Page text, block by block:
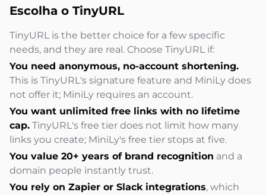
Escolha o TinyURL
TinyURL is the better choice for a few specific
needs, and they are real. Choose TinyURL if:
You need anonymous, no-account shortening.
This is TinyURL's signature feature and MiniLy does
not offer it; MiniLy requires an account.
You want unlimited free links with no lifetime
cap. TinyURL's free tier does not limit how many
links you create; MiniLy's free tier stops at five.
You value 20+ years of brand recognition and a
domain people instantly trust.
You rely on Zapier or Slack integrations, which